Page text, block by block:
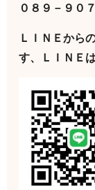
０８９－９０
ＬＩＮＥから
す、ＬＩＮＥ